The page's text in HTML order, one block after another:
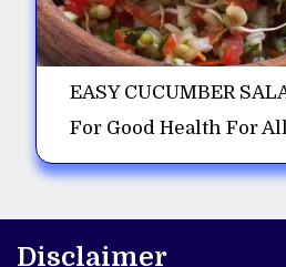
EASY CUCUMBER
For Good Health For
Disclaimer